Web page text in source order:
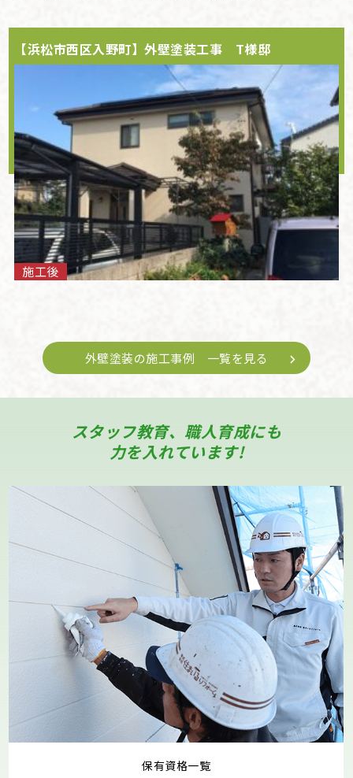
【浜松市西区入野町】外壁塗装工事 T様邸
施工後
外壁塗装の施工事例 一覧を見る
スタッフ教育、職人育成にも
力を入れています!
保有資格一覧